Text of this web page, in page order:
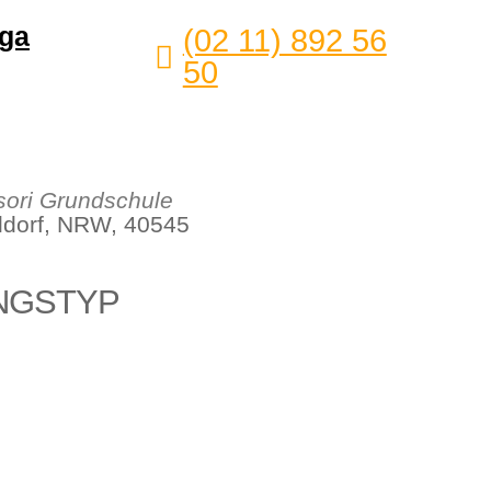
(02 11) 892 56
50
Grundschule
NRW, 40545